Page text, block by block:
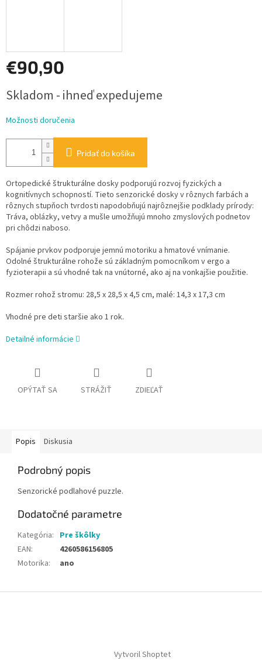
€90,90
cena:
Skladom - ihneď expedujeme
Možnosti doručenia
Pridať do košíka
Ortopedické štrukturálne dosky podporujú rozvoj fyzických a
kognitívnych schopností. Tieto senzorické dosky v rôznych farbách a
rôznych stupňoch tvrdosti napodobňujú najrôznejšie podklady prírody:
Tráva, oblázky, vetvy a mušle umožňujú mnoho zmyslových podnetov
pri chôdzi naboso.
Spájanie prvkov podporuje jemnú motoriku a hmatové vnímanie.
Odolné štrukturálne rohože sú základným pomocníkom v ergo a
fyzioterapii a sú vhodné tak na vnútorné, ako aj na vonkajšie použitie.
Rozmer rohož stromu: 28,5 x 28,5 x 4,5 cm, malé: 14,3 x 17,3 cm
Vhodné pre deti staršie ako 1 rok.
Detailné informácie
OPÝTAŤ SA STRÁŽIŤ ZDIEĽAŤ
Popis Diskusia
Podrobný popis
Senzorické podlahové puzzle.
Dodatočné parametre
Kategória: Pre škôlky
EAN:
4260586156805
Motorika: ano
Vytvoril Shoptet